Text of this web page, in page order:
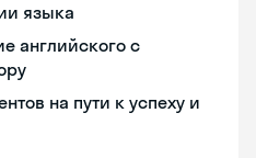
языка
английского с
на пути к успеху и